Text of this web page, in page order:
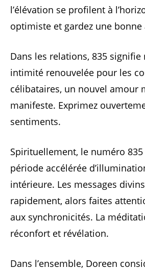
l’élévation se profilent à
optimiste et gardez une bonne
Dans les relations, 835
intimité renouvelée pour les
célibataires, un nouvel amour
manifeste. Exprimez
sentiments.
Spirituellement, le numéro
période accélérée
intérieure. Les messages
rapidement, alors faites
aux synchronicités. La
réconfort et révélation.
Dans l’ensemble, Doreen